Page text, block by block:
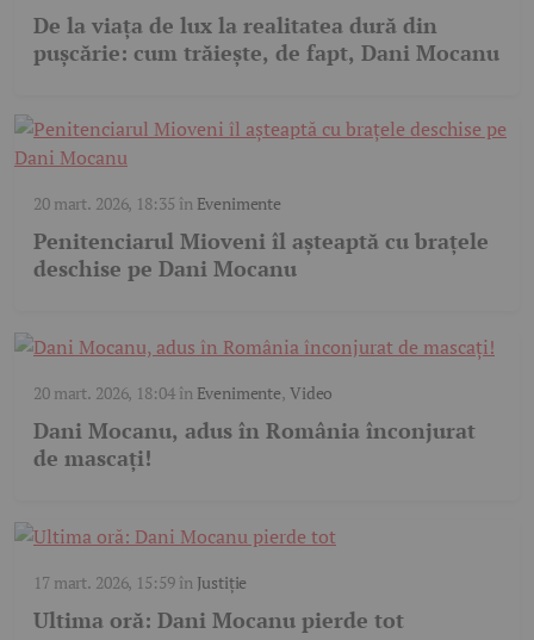
De la viața de lux la realitatea dură din
pușcărie: cum trăiește, de fapt, Dani Mocanu
20 mart. 2026, 18:35 în Evenimente
Penitenciarul Mioveni îl așteaptă cu brațele
deschise pe Dani Mocanu
20 mart. 2026, 18:04în Evenimente, Video
Dani Mocanu, adus în România înconjurat
de mascați!
17 mart. 2026, 15:59în Justiție
Ultima oră: Dani Mocanu pierde tot